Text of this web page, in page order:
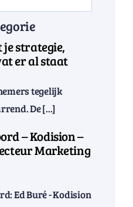
strategie,
er al staat
tegelijk
De [...]
– Kodision –
Marketing
Ed Buré - Kodision